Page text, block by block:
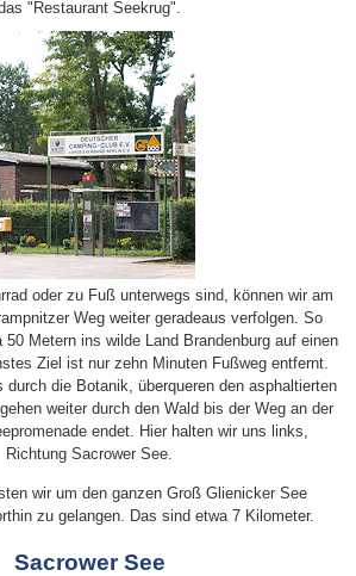
"Restaurant Seekrug".
oder zu Fuß unterwegs sind, können wir am
Weg weiter geradeaus verfolgen. So
50 Metern ins wilde Land Brandenburg auf einen
Ziel ist nur zehn Minuten Fußweg entfernt.
durch die Botanik, überqueren den asphaltierten
weiter durch den Wald bis der Weg an der
endet. Hier halten wir uns links,
Richtung Sacrower See.
wir um den ganzen Groß Glienicker See
zu gelangen. Das sind etwa 7 Kilometer.
Sacrower See